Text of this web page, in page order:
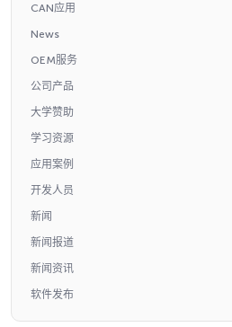
CAN应用
News
OEM服务
公司产品
大学赞助
学习资源
应用案例
开发人员
新闻
新闻报道
新闻资讯
软件发布